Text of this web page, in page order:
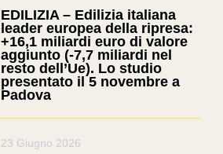
EDILIZIA – Edilizia italiana
leader europea della ripresa:
+16,1 miliardi euro di valore
aggiunto (-7,7 miliardi nel
resto dell’Ue). Lo studio
presentato il 5 novembre a
Padova
23 Giugno 2026